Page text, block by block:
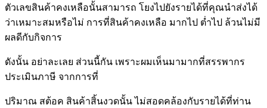
ตัวเลขสินค้าคงเหลือนั้นสามารถ โยงไปยังรายได้ที่คุณนำส่งได้
ว่าเหมาะสมหรือไม่ การที่สินค้าคงเหลือ มากไป ต่ำไป ล้วนไม่มี
ผลดีกับกิจการ
ดังนั้น อย่าละเลย ส่วนนี้กัน เพราะผมเห็นมามากที่สรรพากร
ประเมินภาษี จากการที่
ปริมาณ สต้อค สินค้าสิ้นงวดนั้น ไม่สอดคล้องกับรายได้ที่ท่าน